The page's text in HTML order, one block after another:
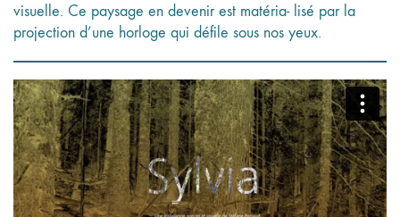
visuelle. Ce paysage en devenir est matéria- lisé par la
projection d’une horloge qui défile sous nos yeux.